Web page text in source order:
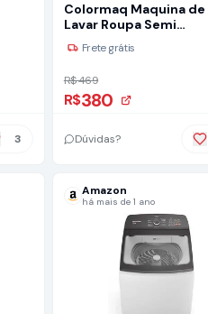
3
Colormaq Maquina de
Lavar Roupa Semi
Automatica Tanquinho
10kg LCS10 Prata 127V
Frete grátis
R$ 469
R$380
Dúvidas?
Amazon
há mais de 1 ano